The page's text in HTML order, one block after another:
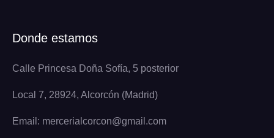
Donde estamos
Calle Princesa Doña Sofía, 5 posterior
Local 7, 28924, Alcorcón (Madrid)
Email: mercerialcorcon@gmail.com